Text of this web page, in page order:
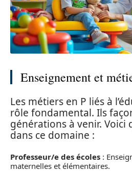
Enseignement et
Les métiers en P liés à
rôle fondamental. Ils
générations à venir. Voici
dans ce domaine :
Professeur/e des écoles :
maternelles et élémentaires.